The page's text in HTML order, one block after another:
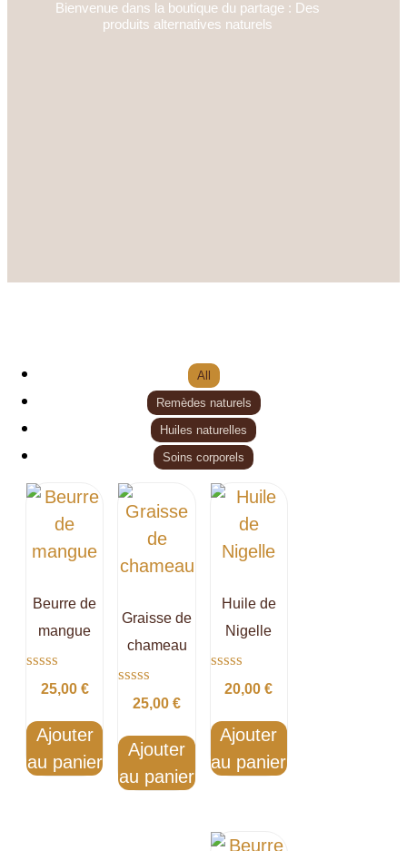
Bienvenue dans la boutique du partage : Des
produits alternatives naturels
All
Remèdes naturels
Huiles naturelles
Soins corporels
Beurre de
mangue
Note
5
25,00 €
Ajouter
au panier
Graisse de
chameau
Note
5
25,00€
Ajouter
au panier
Huile de
Nigelle
Note
5
20,00€
Ajouter
au panier